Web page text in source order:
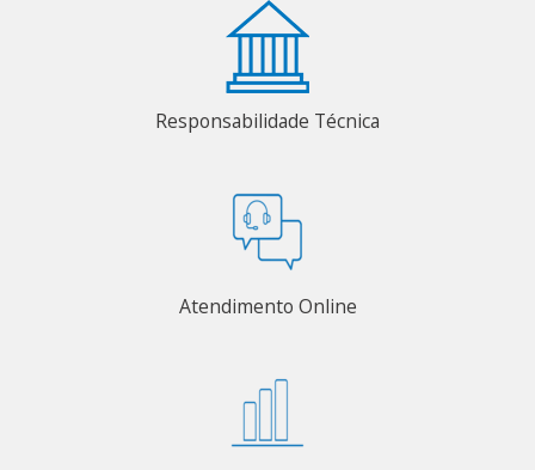
Responsabilidade Técnica
Atendimento Online